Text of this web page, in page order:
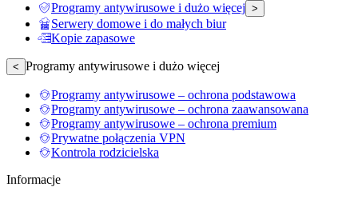
Programy antywirusowe i dużo więcej >
Serwery domowe i do małych biur
Kopie zapasowe
< Programy antywirusowe i dużo więcej
Programy antywirusowe – ochrona podstawowa
Programy antywirusowe – ochrona zaawansowana
Programy antywirusowe – ochrona premium
Prywatne połączenia VPN
Kontrola rodzicielska
Informacje